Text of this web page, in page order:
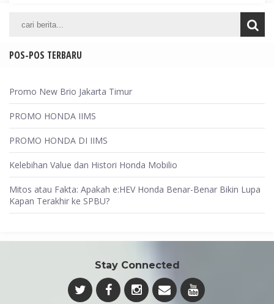
POS-POS TERBARU
Promo New Brio Jakarta Timur
PROMO HONDA IIMS
PROMO HONDA DI IIMS
Kelebihan Value dan Histori Honda Mobilio
Mitos atau Fakta: Apakah e:HEV Honda Benar-Benar Bikin Lupa
Kapan Terakhir ke SPBU?
Stay Connected